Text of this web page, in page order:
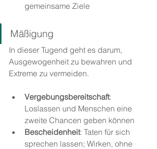
gemeinsame Ziele
Mäßigung
In dieser Tugend geht es darum,
Ausgewogenheit zu bewahren und
Extreme zu vermeiden.
Vergebungsbereitschaft:
Loslassen und Menschen eine
zweite Chancen geben können
Bescheidenheit: Taten für sich
sprechen lassen; Wirken, ohne